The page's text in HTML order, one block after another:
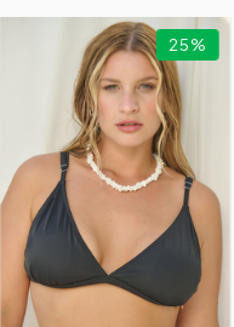
25%